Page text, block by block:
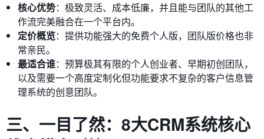
核心优势：极致灵活、成本低廉，并且能与团队的其他工
作流完美融合在一个平台内。
定价概览：提供功能强大的免费个人版，团队版价格也非
常亲民。
最适合谁：预算极其有限的个人创业者、早期初创团队，
以及需要一个高度定制化但功能要求不复杂的客户信息管
理系统的创意团队。
三、一目了然：8大CRM系统核心